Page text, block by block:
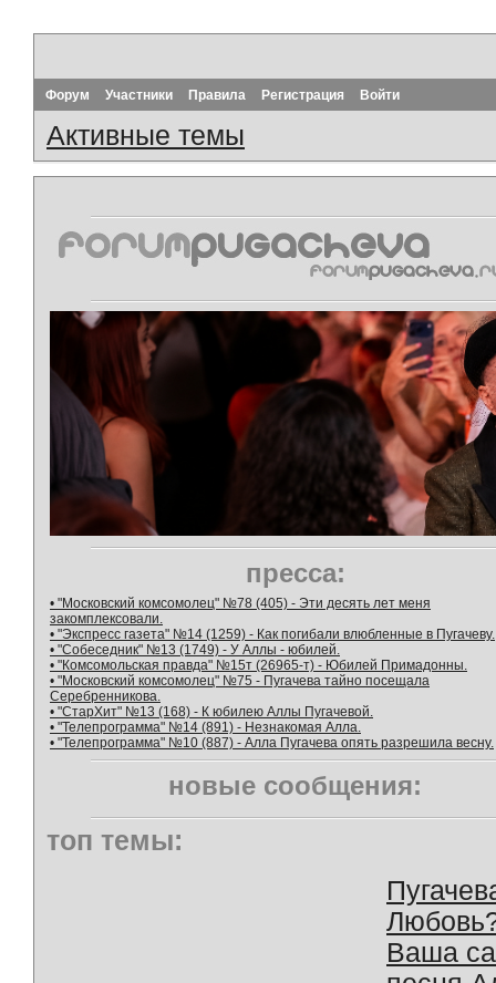
Форум Участники Правила Регистрация Войти
Активные темы
пресса:
• "Московский комсомолец" №78 (405) - Эти десять лет меня
закомплексовали.
• "Экспресс газета" №14 (1259) - Как погибали влюбленные в Пугачеву.
• "Собеседник" №13 (1749) - У Аллы - юбилей.
• "Комсомольская правда" №15т (26965-т) - Юбилей Примадонны.
• "Московский комсомолец" №75 - Пугачева тайно посещала
Серебренникова.
• "СтарХит" №13 (168) - К юбилею Аллы Пугачевой.
• "Телепрограмма" №14 (891) - Незнакомая Алла.
• "Телепрограмма" №10 (887) - Алла Пугачева опять разрешила весну.
новые сообщения:
топ темы:
Ваша